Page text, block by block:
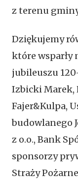
z terenu
Dziękujemy
które wsparły
jubileuszu
Izbicki Marek,
Fajer&Kulpa,
budowlanego
z o.o., Bank
sponsorzy
Straży